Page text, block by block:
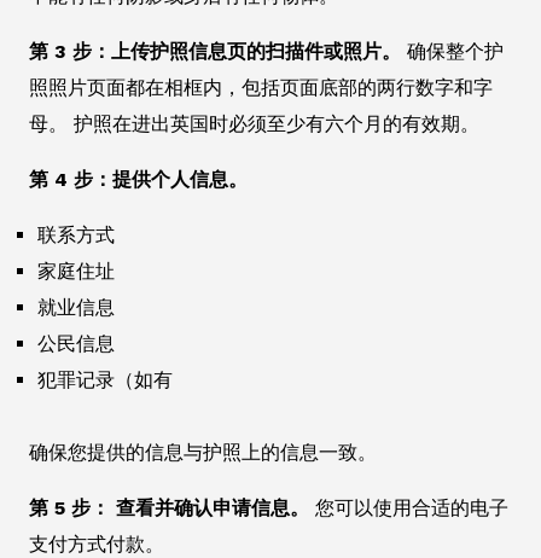
第 3 步：上传护照信息页的扫描件或照片。 确保整个护
照照片页面都在相框内，包括页面底部的两行数字和字
母。 护照在进出英国时必须至少有六个月的有效期。
第 4 步：提供个人信息。
联系方式
家庭住址
就业信息
公民信息
犯罪记录（如有
确保您提供的信息与护照上的信息一致。
第 5 步： 查看并确认申请信息。
您可以使用合适的电子
支付方式付款。